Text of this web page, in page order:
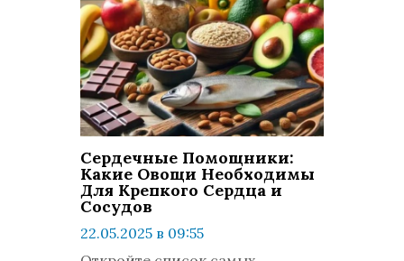
Сердечные Помощники:
Какие Овощи Необходимы
Для Крепкого Сердца и
Сосудов
22.05.2025 в 09:55
просмотров: 348